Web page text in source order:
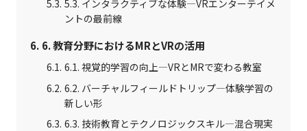
5.3. インタラクティブな体験—VRエンターテイメ
ントの最前線
6. 教育分野におけるMRとVRの活用
6.1. 視覚的学習の向上—VRとMRで変わる教室
6.2. バーチャルフィールドトリップ—体験学習の
新しい形
6.3. 技術教育とテクノロジックスキル—混合現実